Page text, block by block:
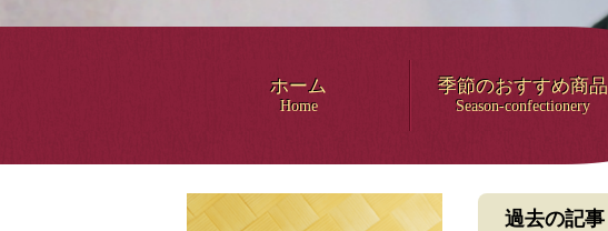
ホーム
Home
季節のおすすめ商品
Season-confectionery
過去の記事